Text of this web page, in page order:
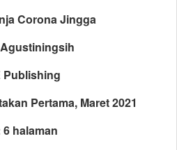
Jingga
Pertama, Maret 2021
halaman